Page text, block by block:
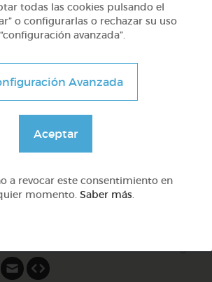
2º Primaria (7-8 años)
en la cocina y 2 fábulas de esopo
@Webparaelespanol
todas las cookies pulsando el
o configurarlas o rechazar su uso
avanzada”.
Avanzada
Aceptar
a revocar este consentimiento en
momento. Saber más.